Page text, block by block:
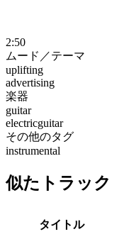
2:50
ムード／テーマ
uplifting
advertising
楽器
guitar
electricguitar
その他のタグ
instrumental
似たトラック
タイトル